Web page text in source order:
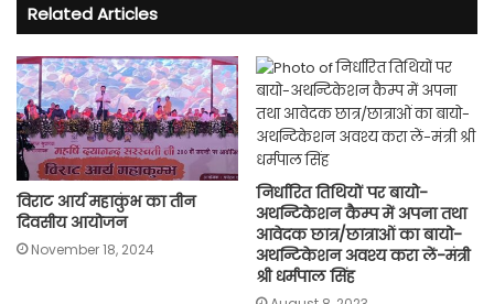
Related Articles
विराट आर्य महाकुंभ का तीन
दिवसीय आयोजन
November 18, 2024
निर्धारित तिथियों पर बायो-
अथन्टिकेशन कैम्प में अपना तथा
आवेदक छात्र/छात्राओं का बायो-
अथन्टिकेशन अवश्य करा लें-मंत्री
श्री धर्मपाल सिंह